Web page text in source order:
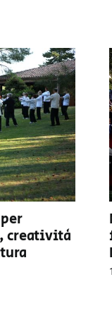
creatività